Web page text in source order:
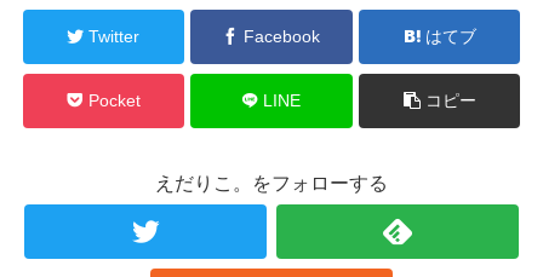
Twitter Facebook はてブ
Pocket LINE コピー
えだりこ。をフォローする